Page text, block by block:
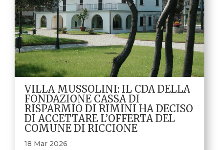
VILLA MUSSOLINI: IL CDA DELLA
FONDAZIONE CASSA DI
RISPARMIO DI RIMINI HA DECISO
DI ACCETTARE L’OFFERTA DEL
COMUNE DI RICCIONE
18 Mar 2026